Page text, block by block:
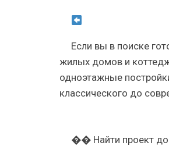
Если вы в поиске
жилых домов и
одноэтажные
классического до
�� Найти проект